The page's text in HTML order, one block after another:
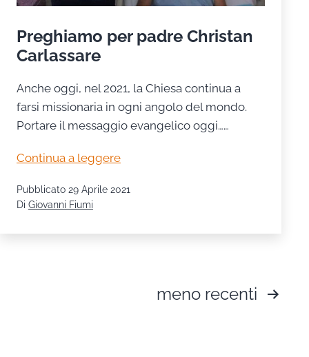
Preghiamo per padre Christan
Carlassare
Anche oggi, nel 2021, la Chiesa continua a
farsi missionaria in ogni angolo del mondo.
Portare il messaggio evangelico oggi……
Continua a leggerePreghiamo
padre
Carlassare
Pubblicato 29 Aprile 2021
Di Giovanni Fiumi
meno recenti